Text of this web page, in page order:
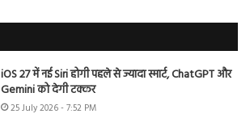
iOS 27 में नई Siri होगी पहले से ज्यादा स्मार्ट, ChatGPT और
Gemini को देगी टक्कर
25 July 2026 - 7:52 PM